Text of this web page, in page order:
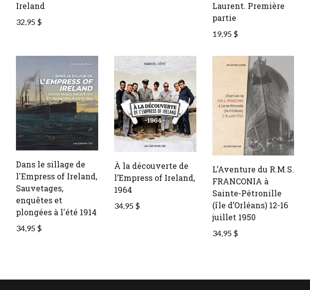
Ireland
32,95 $
Laurent. Première
partie
19,95 $
Dans le sillage de
l'Empress of Ireland,
Sauvetages,
enquêtes et
plongées à l'été 1914
34,95 $
À la découverte de
l’Empress of Ireland,
1964
34,95 $
L’Aventure du R.M.S.
FRANCONIA à
Sainte-Pétronille
(île d’Orléans) 12-16
juillet 1950
34,95 $